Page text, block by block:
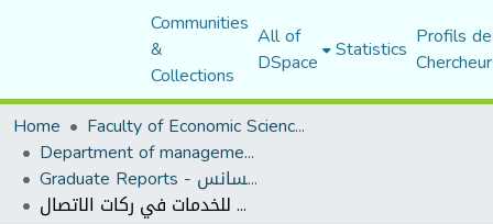
Communities
&
Collections
All of
DSpace Statistics Profils
Home
Faculty of Economic Sciences, Commerce and Management Sciences
Department of management sciences
Graduate Reports - تقارير الليسانس
التسويق الاستراتيجي للخدمات في ركات الاتصال